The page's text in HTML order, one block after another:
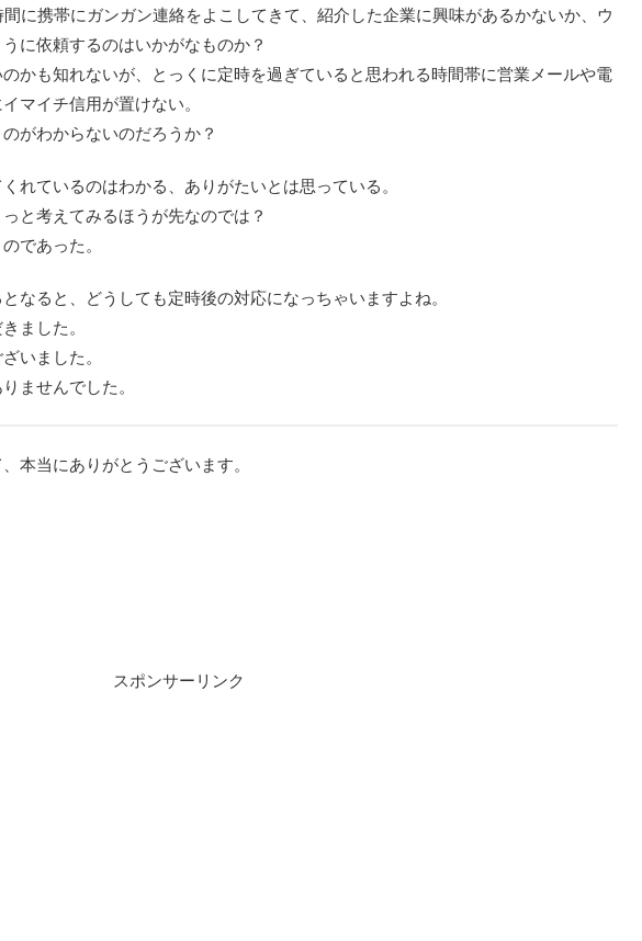
に携帯にガンガン連絡をよこしてきて、紹介した企業に興味があるかないか、ウ
に依頼するのはいかがなものか？
かも知れないが、とっくに定時を過ぎていると思われる時間帯に営業メールや電
マイチ信用が置けない。
がわからないのだろうか？
れているのはわかる、ありがたいとは思っている。
と考えてみるほうが先なのでは？
であった。
なると、どうしても定時後の対応になっちゃいますよね。
ました。
いました。
ませんでした。
本当にありがとうございます。
スポンサーリンク